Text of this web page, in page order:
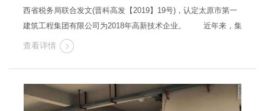
西省税务局联合发文(晋科高发【2019】19号)，认定太原市第一
建筑工程集团有限公司为2018年高新技术企业。 近年来，集
团公司围绕信息化、绿色施工、BIM等新技术开展科技创新工
作，不断加强课题研发投入，加强技术成果总结提炼，提高自主
创新能力，成功申报…
查看详情